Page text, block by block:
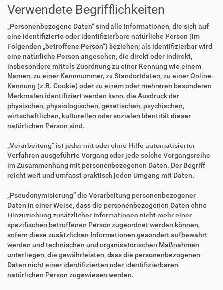
Verwendete Begrifflichkeiten
„Personenbezogene Daten“ sind alle Informationen, die sich auf
eine identifizierte oder identifizierbare natürliche Person (im
Folgenden „betroffene Person“) beziehen; als identifizierbar wird
eine natürliche Person angesehen, die direkt oder indirekt,
insbesondere mittels Zuordnung zu einer Kennung wie einem
Namen, zu einer Kennnummer, zu Standortdaten, zu einer Online-
Kennung (z.B. Cookie) oder zu einem oder mehreren besonderen
Merkmalen identifiziert werden kann, die Ausdruck der
physischen, physiologischen, genetischen, psychischen,
wirtschaftlichen, kulturellen oder sozialen Identität dieser
natürlichen Person sind.
„Verarbeitung“ ist jeder mit oder ohne Hilfe automatisierter
Verfahren ausgeführte Vorgang oder jede solche Vorgangsreihe
im Zusammenhang mit personenbezogenen Daten. Der Begriff
reicht weit und umfasst praktisch jeden Umgang mit Daten.
„Pseudonymisierung“ die Verarbeitung personenbezogener
Daten in einer Weise, dass die personenbezogenen Daten ohne
Hinzuziehung zusätzlicher Informationen nicht mehr einer
spezifischen betroffenen Person zugeordnet werden können,
sofern diese zusätzlichen Informationen gesondert aufbewahrt
werden und technischen und organisatorischen Maßnahmen
unterliegen, die gewährleisten, dass die personenbezogenen
Daten nicht einer identifizierten oder identifizierbaren
natürlichen Person zugewiesen werden.